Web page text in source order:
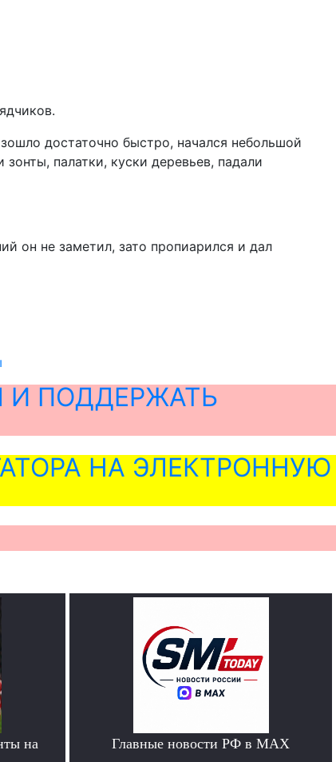
достаточно быстро, начался небольшой
палатки, куски деревьев, падали
он не заметил, зато пропиарился и дал
И ПОДДЕРЖАТЬ
НА ЭЛЕКТРОННУЮ
на
Главные новости РФ в MAX